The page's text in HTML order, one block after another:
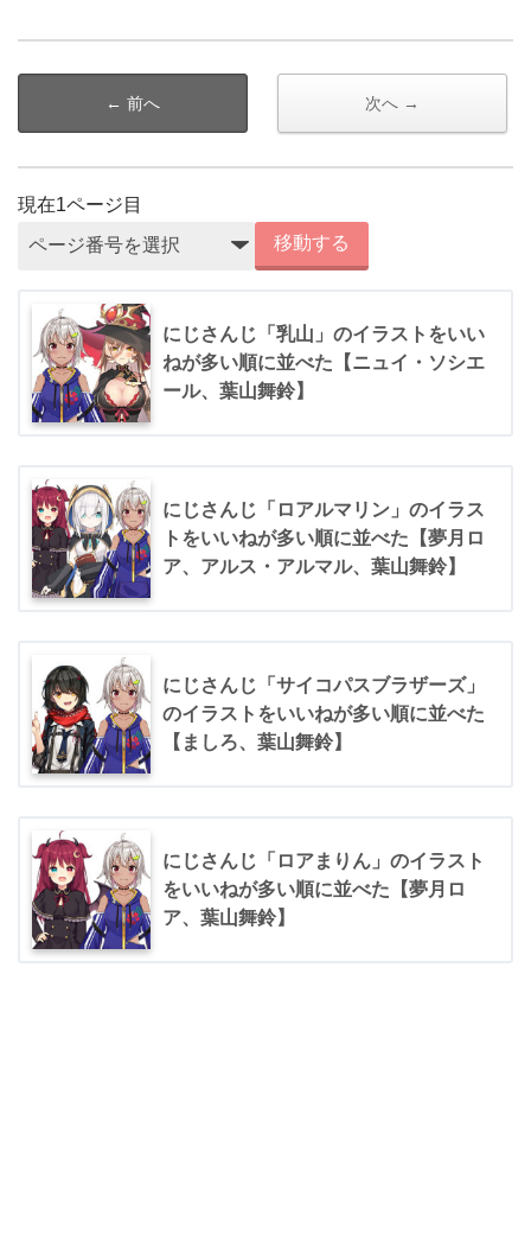
← 前へ 次へ →
現在1ページ目
移動する
にじさんじ「乳山」のイラストをいい
ねが多い順に並べた【ニュイ・ソシエ
ール、葉山舞鈴】
にじさんじ「ロアルマリン」のイラス
トをいいねが多い順に並べた【夢月ロ
ア、アルス・アルマル、葉山舞鈴】
にじさんじ「サイコパスブラザーズ」
のイラストをいいねが多い順に並べた
【ましろ、葉山舞鈴】
にじさんじ「ロアまりん」のイラスト
をいいねが多い順に並べた【夢月ロ
ア、葉山舞鈴】